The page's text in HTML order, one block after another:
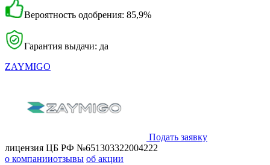
Вероятность одобрения: 85,9%
Гарантия выдачи: да
ZAYMIGO
Подать заявку
лицензия ЦБ РФ №651303322004222
о компанииотзывы об акции